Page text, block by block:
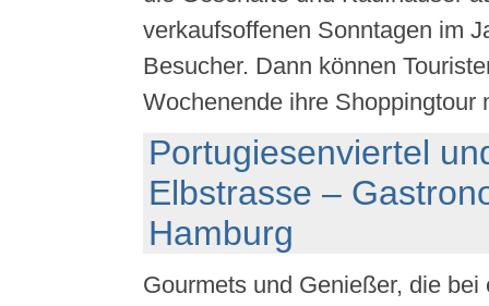
verkaufsoffenen Sonntagen im
Besucher. Dann können
Wochenende ihre Shoppingtour
Portugiesenviertel
Elbstrasse –
Hamburg
Gourmets und Genießer, die